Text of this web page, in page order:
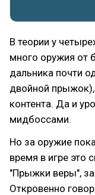
В теории у
много оружия от
дальника почти
двойной прыжок),
контента. Да и
мидбоссами.
Но за оружие
время в игре
"Прыжки веры",
Откровенно